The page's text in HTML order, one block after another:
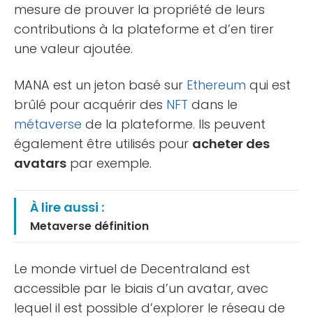
mesure de prouver la propriété de leurs
contributions à la plateforme et d’en tirer
une valeur ajoutée.
MANA est un jeton basé sur Ethereum qui est
brûlé pour acquérir des NFT dans le
métaverse de la plateforme. Ils peuvent
également être utilisés pour acheter des
avatars par exemple.
À lire aussi :
Metaverse définition
Le monde virtuel de Decentraland est
accessible par le biais d’un avatar, avec
lequel il est possible d’explorer le réseau de